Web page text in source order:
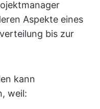
Aspekte eines
bis zur
kann
weil: